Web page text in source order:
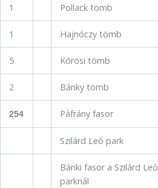
1 Pollack tömb
1 Hajnóczy tömb
5 Kőrösi tömb
2 Bánky tömb
254 Páfrány fasor
Szilárd Leó park
Bánki fasor a Szilárd Leó
parknál